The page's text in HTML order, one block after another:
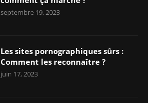
septembre 19, 2023
Les sites pornographiques sûrs :
Comment les reconnaître ?
juin 17, 2023